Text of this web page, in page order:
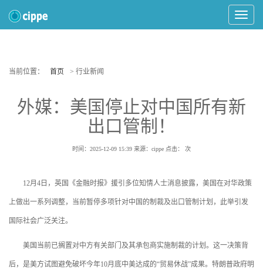
Toggle
当前位置： 首页 > 行业新闻
外媒：美国停止对中国所有新
出口管制！
时间：2025-12-09 15:39 来源：cippe 点击： 次
12月4日，英国《金融时报》援引多位知情人士消息披露，美国在对华政策
上做出一系列调整，当前暂停多项针对中国的制裁及出口管制计划，此举引发
国际社会广泛关注。
美国当前已搁置对中方有关部门及其承包商实施制裁的计划。这一决策背
后，是美方试图避免破坏今年10月底中美达成的“贸易休战”成果。特朗普政府明